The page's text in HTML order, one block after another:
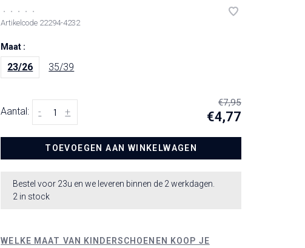
• • • •
•
Artikelcode 22294-4232
Maat :
23/26 35/39
Aantal: +
-
€7,95
€4,77
TOEVOEGEN AAN WINKELWAGEN
Bestel voor 23u en we leveren binnen de 2 werkdagen.
2 in stock
WELKE MAAT VAN KINDERSCHOENEN KOOP JE